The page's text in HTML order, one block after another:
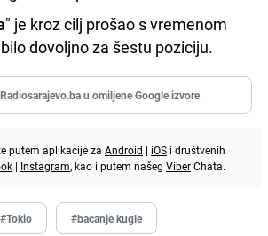
" je kroz cilj prošao s vremenom
dovoljno za šestu poziciju.
u omiljene Google izvore
putem aplikacije za Android | iOS i društvenih
| Instagram, kao i putem našeg ViberChata.
#Tokio #bacanje kugle